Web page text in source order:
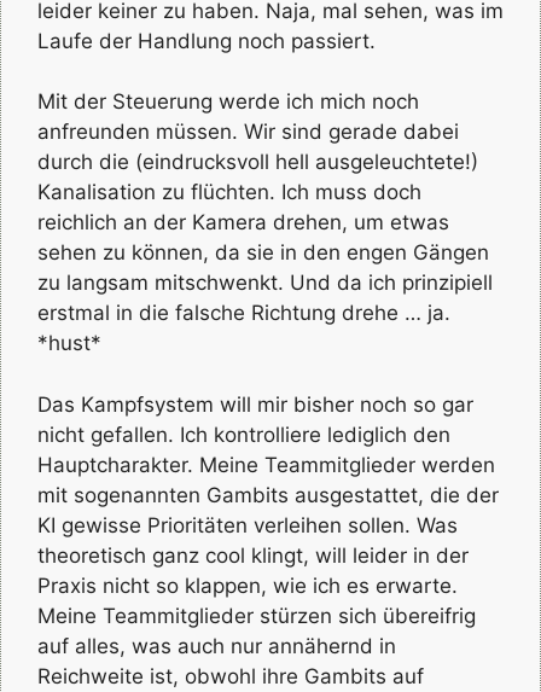
leider keiner zu haben. Naja, mal sehen, was im
Laufe der Handlung noch passiert.
Mit der Steuerung werde ich mich noch
anfreunden müssen. Wir sind gerade dabei
durch die (eindrucksvoll hell ausgeleuchtete!)
Kanalisation zu flüchten. Ich muss doch
reichlich an der Kamera drehen, um etwas
sehen zu können, da sie in den engen Gängen
zu langsam mitschwenkt. Und da ich prinzipiell
erstmal in die falsche Richtung drehe … ja.
*hust*
Das Kampfsystem will mir bisher noch so gar
nicht gefallen. Ich kontrolliere lediglich den
Hauptcharakter. Meine Teammitglieder werden
mit sogenannten Gambits ausgestattet, die der
KI gewisse Prioritäten verleihen sollen. Was
theoretisch ganz cool klingt, will leider in der
Praxis nicht so klappen, wie ich es erwarte.
Meine Teammitglieder stürzen sich übereifrig
auf alles, was auch nur annähernd in
Reichweite ist, obwohl ihre Gambits auf